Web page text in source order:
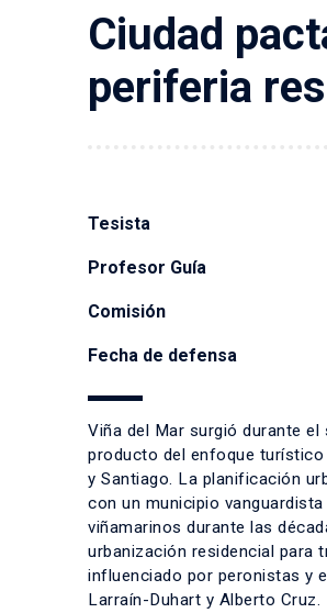
Ciudad
periferia
Tesista
Profesor Guía
Comisión
Fecha de defensa
Viña del Mar surgió durante
producto del enfoque
y Santiago. La planificación
con un municipio
viñamarinos durante las
urbanización residencial para
influenciado por peronistas y
Larraín-Duhart y Alberto Cruz.